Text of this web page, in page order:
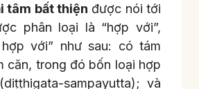
tâm bất thiện được nói tới
phân loại là “hợp với”,
với” như sau: có tám
căn, trong đó bốn loại hợp
sampayutta); và